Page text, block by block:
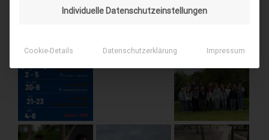
Individuelle Datenschutzeinstellungen
Cookie-Details Datenschutzerklärung Impressum